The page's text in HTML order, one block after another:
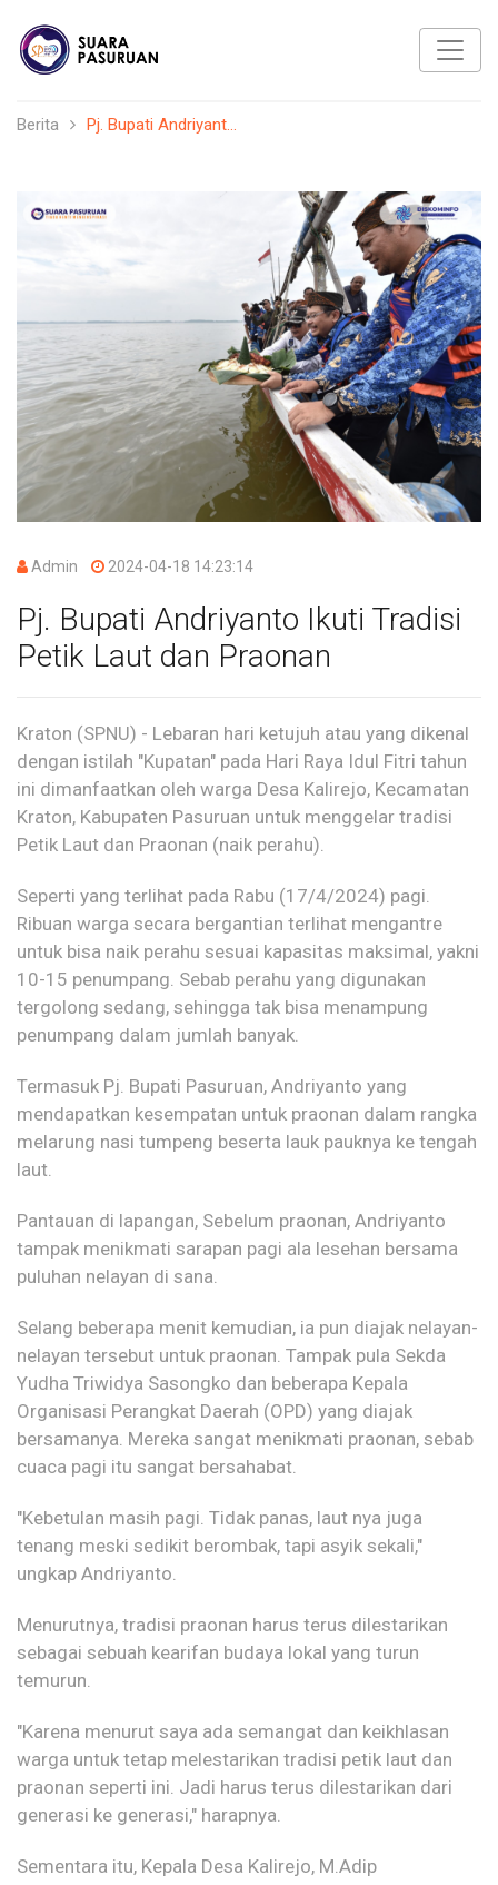
Berita Pj. Bupati Andriyant...
Admin 2024-04-18 14:23:14
Pj. Bupati Andriyanto Ikuti Tradisi
Petik Laut dan Praonan
Kraton (SPNU) - Lebaran hari ketujuh atau yang dikenal
dengan istilah "Kupatan" pada Hari Raya Idul Fitri tahun
ini dimanfaatkan oleh warga Desa Kalirejo, Kecamatan
Kraton, Kabupaten Pasuruan untuk menggelar tradisi
Petik Laut dan Praonan (naik perahu).
Seperti yang terlihat pada Rabu (17/4/2024) pagi.
Ribuan warga secara bergantian terlihat mengantre
untuk bisa naik perahu sesuai kapasitas maksimal, yakni
10-15 penumpang. Sebab perahu yang digunakan
tergolong sedang, sehingga tak bisa menampung
penumpang dalam jumlah banyak.
Termasuk Pj. Bupati Pasuruan, Andriyanto yang
mendapatkan kesempatan untuk praonan dalam rangka
melarung nasi tumpeng beserta lauk pauknya ke tengah
laut.
Pantauan di lapangan, Sebelum praonan, Andriyanto
tampak menikmati sarapan pagi ala lesehan bersama
puluhan nelayan di sana.
Selang beberapa menit kemudian, ia pun diajak nelayan-
nelayan tersebut untuk praonan. Tampak pula Sekda
Yudha Triwidya Sasongko dan beberapa Kepala
Organisasi Perangkat Daerah (OPD) yang diajak
bersamanya. Mereka sangat menikmati praonan, sebab
cuaca pagi itu sangat bersahabat.
"Kebetulan masih pagi. Tidak panas, laut nya juga
tenang meski sedikit berombak, tapi asyik sekali,"
ungkap Andriyanto.
Menurutnya, tradisi praonan harus terus dilestarikan
sebagai sebuah kearifan budaya lokal yang turun
temurun.
"Karena menurut saya ada semangat dan keikhlasan
warga untuk tetap melestarikan tradisi petik laut dan
praonan seperti ini. Jadi harus terus dilestarikan dari
generasi ke generasi," harapnya.
Sementara itu, Kepala Desa Kalirejo, M.Adip